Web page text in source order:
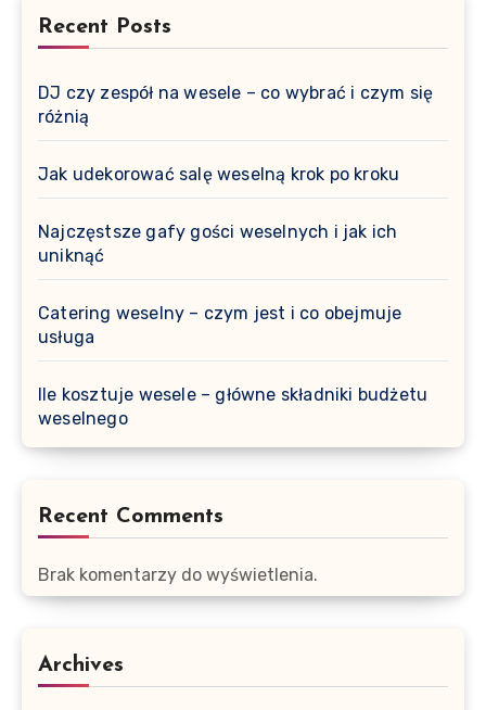
Recent Posts
DJ czy zespół na wesele – co wybrać i czym się
różnią
Jak udekorować salę weselną krok po kroku
Najczęstsze gafy gości weselnych i jak ich
uniknąć
Catering weselny – czym jest i co obejmuje
usługa
Ile kosztuje wesele – główne składniki budżetu
weselnego
Recent Comments
Brak komentarzy do wyświetlenia.
Archives